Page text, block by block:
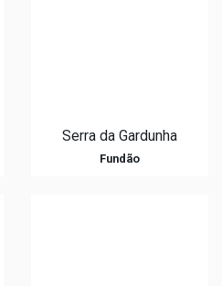
Serra da Gardunha
Fundão